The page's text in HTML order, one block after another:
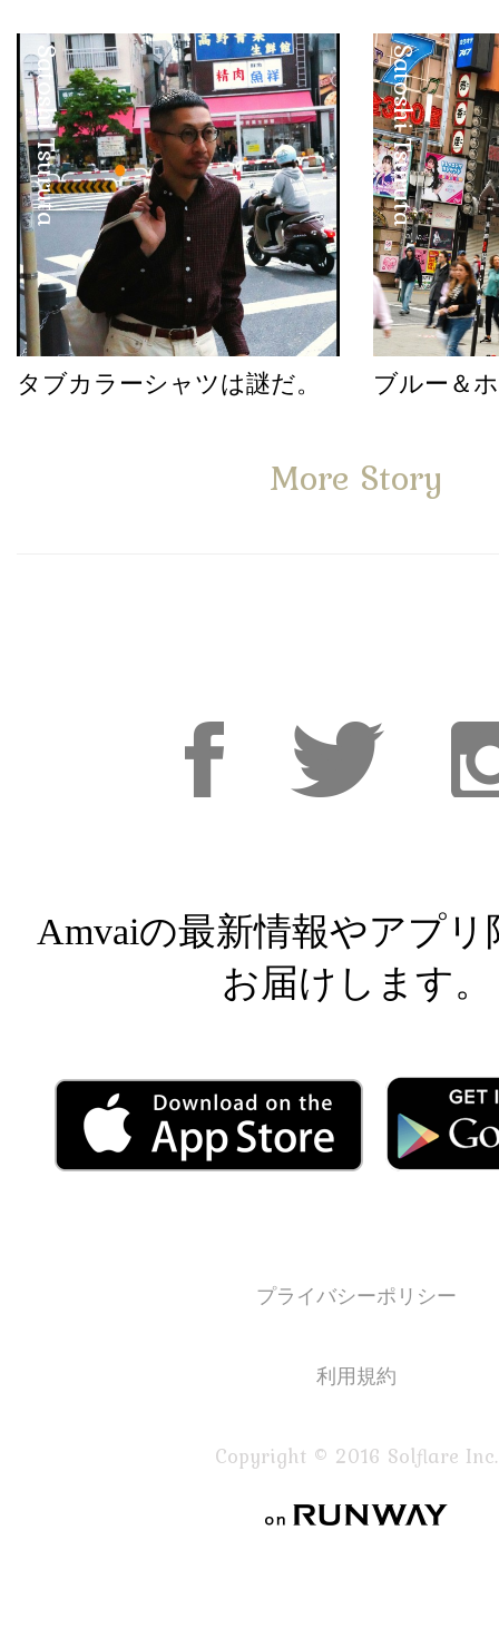
Satoshi Tsuruta
タブカラーシャツは謎だ。
Satoshi Tsuruta
ブルー＆
More Story
Amvaiの最新情報やアプリ
お届けします。
プライバシーポリシー
利用規約
Copyright © 2016 Solflare Inc.